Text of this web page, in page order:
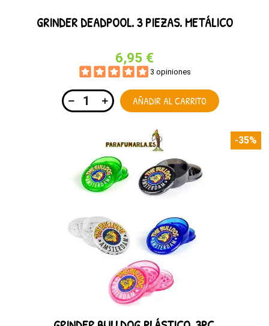
GRINDER DEADPOOL. 3 PIEZAS. METÁLICO
6,95 €
3 opiniones
AÑADIR AL CARRITO
-35%